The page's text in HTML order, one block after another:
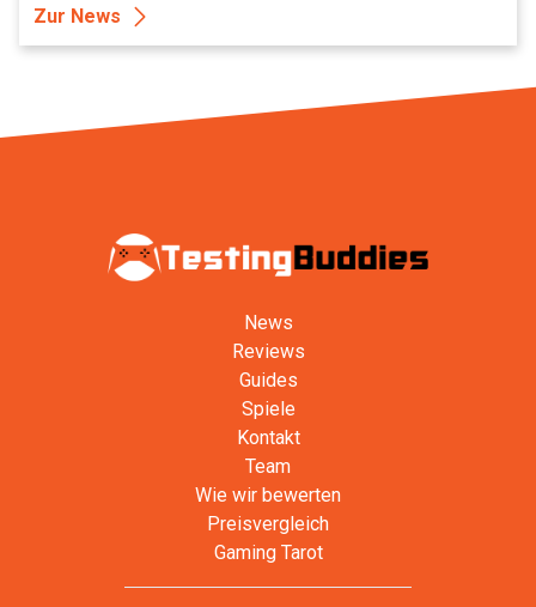
Zur News
News
Reviews
Guides
Spiele
Kontakt
Team
Wie wir bewerten
Preisvergleich
Gaming Tarot